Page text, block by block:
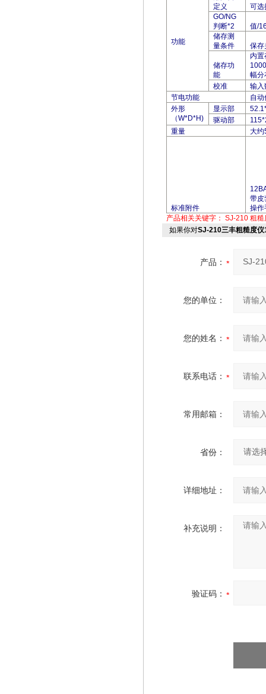
功能
定义
可选
GO/NG
判断*2
值/
储存测
量条件
保存
储存功
能
内
幅分
校准
输入
节电功能
自
外形
（W*D*H)
显示部
驱动部
重量
大约
标准附件
带皮
操作
产品相关关键字： SJ-210 粗糙
如果你对SJ-210三丰粗糙度
产品：
您的单位：
您的姓名：
联系电话：
常用邮箱：
省份：
详细地址：
补充说明：
验证码：